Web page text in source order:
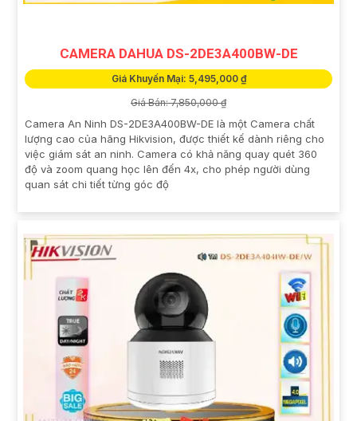
CAMERA DAHUA DS-2DE3A400BW-DE
Giá Khuyến Mại: 5,495,000 ₫
Giá Bán: 7,850,000 ₫
Camera An Ninh DS-2DE3A400BW-DE là một Camera chất
lượng cao của hãng Hikvision, được thiết kế dành riêng cho
việc giám sát an ninh. Camera có khả năng quay quét 360
độ và zoom quang học lên đến 4x, cho phép người dùng
quan sát chi tiết từng góc độ